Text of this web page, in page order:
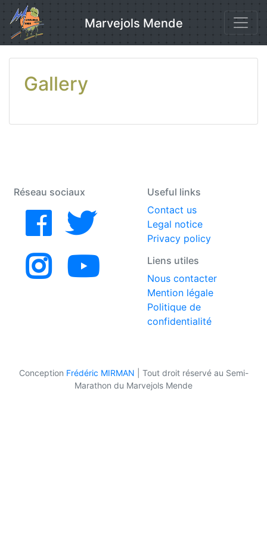
Skip
to
content
Marvejols Mende
Gallery
Réseau sociaux
Useful links
Contact us
Legal notice
Privacy policy
Liens utiles
Nous contacter
Mention légale
Politique de
confidentialité
Conception Frédéric MIRMAN
Tout droit réservé au Semi-
Marathon du Marvejols Mende